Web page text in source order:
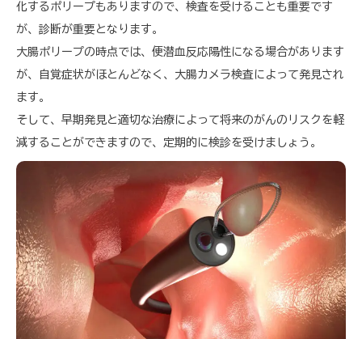
化するポリープもありますので、検査を受けることも重要です
が、診断が重要となります。
大腸ポリープの時点では、便潜血反応陽性になる場合があります
が、自覚症状がほとんどなく、大腸カメラ検査によって発見され
ます。
そして、早期発見と適切な治療によって将来のがんのリスクを軽
減することができますので、定期的に検診を受けましょう。